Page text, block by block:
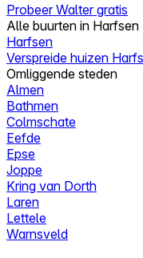
Probeer Walter gratis
Alle buurten in Harfsen
Harfsen
Verspreide huizen
Omliggende steden
Almen
Bathmen
Colmschate
Eefde
Epse
Joppe
Kring van Dorth
Laren
Lettele
Warnsveld